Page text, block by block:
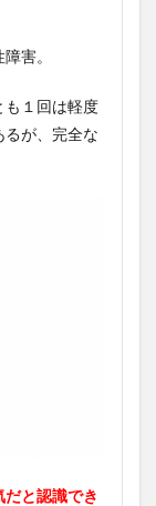
害。
も１回は軽度
が、完全な
と認識でき